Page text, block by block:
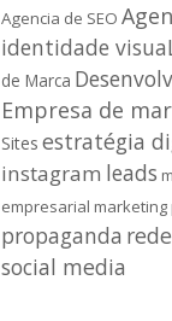
Agencia de SEO
identidade
de Marca
Empresa de
Sites estratégia
instagram leads
empresarial
propaganda
social media